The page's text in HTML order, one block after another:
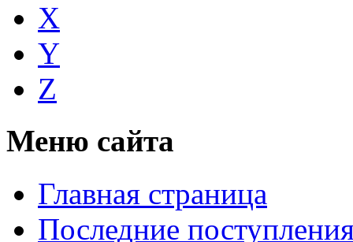
X
Y
Z
Меню сайта
Главная страница
Последние